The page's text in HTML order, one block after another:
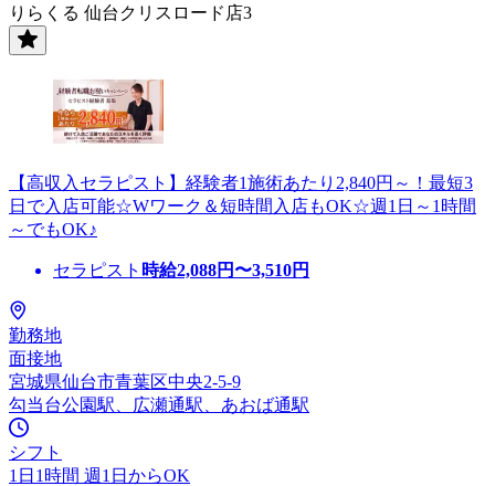
りらくる 仙台クリスロード店3
【高収入セラピスト】経験者1施術あたり2,840円～！最短3
日で入店可能☆Wワーク＆短時間入店もOK☆週1日～1時間
～でもOK♪
セラピスト 時給2,088円〜3,510円
勤務地
面接地
宮城県仙台市青葉区中央2-5-9
勾当台公園駅、広瀬通駅、あおば通駅
シフト
1日1時間 週1日からOK